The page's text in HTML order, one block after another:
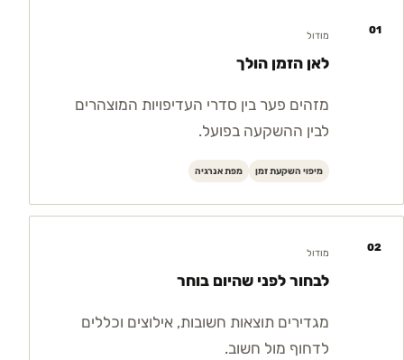
01 מודול
לאן הזמן הולך
מזהים פער בין סדרי העדיפויות המוצהרים
לבין ההשקעה בפועל.
מיפוי השקעת זמן מפת אנרגיה
02 מודול
לבחור לפני שהיום בוחר
מגדירים תוצאות חשובות, אילוצים וכללים
לדחוף מול חשוב.